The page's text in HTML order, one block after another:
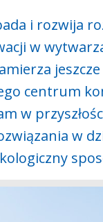
i rozwija
w
centrum
w
w